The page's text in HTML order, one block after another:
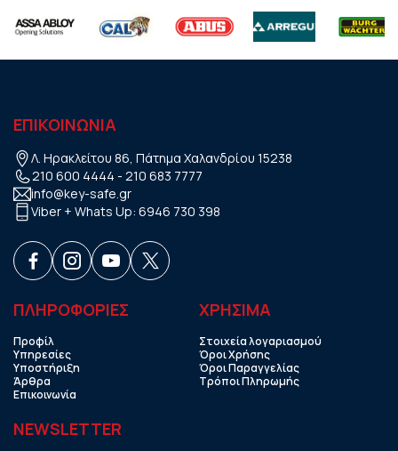
ΕΠΙΚΟΙΝΩΝΙΑ
Λ. Ηρακλείτου 86, Πάτημα Χαλανδρίου 15238
210 600 4444 - 210 683 7777
info@key-safe.gr
Viber + Whats Up: 6946 730 398
ΠΛΗΡΟΦΟΡΙΕΣ
Προφίλ
Υπηρεσίες
Υποστήριξη
Άρθρα
Επικοινωνία
ΧΡHΣΙΜΑ
Στοιχεία λογαριασμού
Όροι Χρήσης
Όροι Παραγγελίας
Τρόποι Πληρωμής
NEWSLETTER